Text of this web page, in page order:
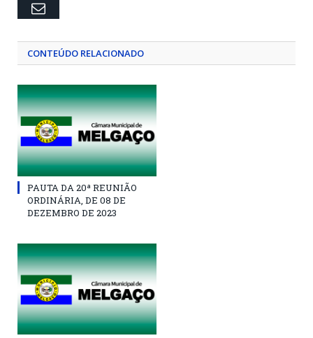
Email
CONTEÚDO RELACIONADO
PAUTA DA 20ª REUNIÃO
ORDINÁRIA, DE 08 DE
DEZEMBRO DE 2023